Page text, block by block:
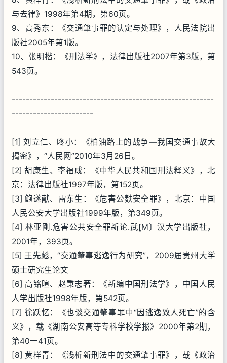
与去律》1998年第4期，第60页。
9、高秀东：《交通肇事罪的认定与处理》，人民法院出
版社2005年第1版。
10、张明楷：《刑法学》，法律出版社2007年第3版，第
543页。
---------------------------------------------------------
-----------------------
[1] 刘立仁、咚小：《柏油路上的战争—我国交通事故大
揭密》，“人民网”2010年3月26日。
[2] 胡康生、李福成：《中华人民共和国刑法释义》，北
京：法律出版社1997年版，第152页。
[3] 鲍遂献、雷东生：《危害公麸安全罪》，北京：中国
人民公安大学出版社1999年版，第349页。
[4] 林亚刚.危害公共安全罪新论.武[M〕汉大学出版社，
2001年，393页。
[5] 王先彪，“交通肇事逃逸行为研究”，2009届贵州大学
硕士研究生论文
[6] 高铭暄、赵秉志著：《新编中国刑法学》，中国人民
人学出版社1998年版，第542页。
[7] 徐跃忆：《也谈交通肇事罪中“因逃逸致人死亡”的含
义》，载《湖南公安高等专科学校学报》2000年第2期，
第40一41页。
[8] 黄样青：《浅析新刑法中的交通肇事罪》，载《政治